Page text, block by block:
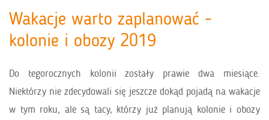
Wakacje warto zaplanować -
kolonie i obozy 2019
Do tegorocznych kolonii zostały prawie dwa miesiące.
Niektórzy nie zdecydowali się jeszcze dokąd pojadą na wakacje
w tym roku, ale są tacy, którzy już planują kolonie i obozy